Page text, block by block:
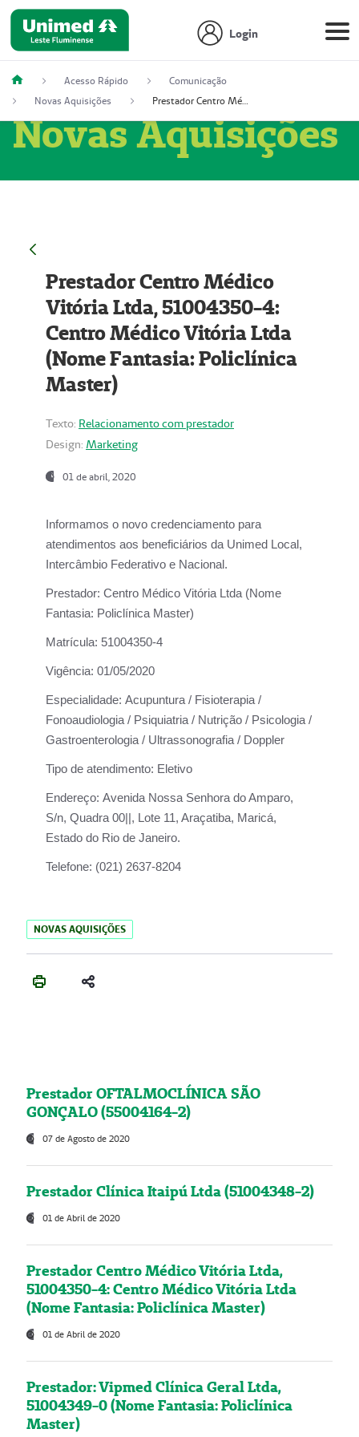
Login
Acesso Rápido
Comunicação
Novas Aquisições
Prestador Centro Médico Vitória Ltda, 51004350-4: Centro Médico Vitória Ltda (Nome Fantasia: Policlínica Master)
Novas Aquisições
Prestador Centro Médico
Vitória Ltda, 51004350-4:
Centro Médico Vitória Ltda
(Nome Fantasia: Policlínica
Master)
Texto: Relacionamento com prestador
Design: Marketing
01 de abril, 2020
Informamos o novo credenciamento para
atendimentos aos beneficiários da Unimed Local,
Intercâmbio Federativo e Nacional.
Prestador: Centro Médico Vitória Ltda (Nome
Fantasia: Policlínica Master)
Matrícula: 51004350-4
Vigência: 01/05/2020
Especialidade: Acupuntura / Fisioterapia /
Fonoaudiologia / Psiquiatria / Nutrição / Psicologia /
Gastroenterologia / Ultrassonografia / Doppler
Tipo de atendimento: Eletivo
Endereço: Avenida Nossa Senhora do Amparo,
S/n, Quadra 00||, Lote 11, Araçatiba, Maricá,
Estado do Rio de Janeiro.
Telefone: (021) 2637-8204
NOVAS AQUISIÇÕES
Prestador OFTALMOCLÍNICA SÃO
GONÇALO (55004164-2)
07 de Agosto de 2020
Prestador Clínica Itaipú Ltda (51004348-2)
01 de Abril de 2020
Prestador Centro Médico Vitória Ltda,
51004350-4: Centro Médico Vitória Ltda
(Nome Fantasia: Policlínica Master)
01 de Abril de 2020
Prestador: Vipmed Clínica Geral Ltda,
51004349-0 (Nome Fantasia: Policlínica
Master)